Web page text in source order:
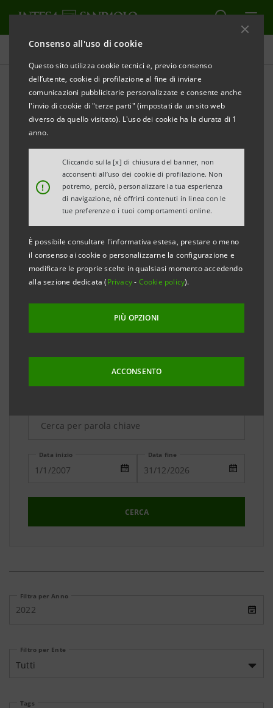
Consenso all'uso di cookie
Questo sito utilizza cookie tecnici e, previo consenso
dell’utente, cookie di profilazione al fine di inviare
comunicazioni pubblicitarie personalizzate e consente anche
l'invio di cookie di "terze parti" (impostati da un sito web
diverso da quello visitato). L'uso dei cookie ha la durata di 1
anno.
!
Cliccando sulla [x] di chiusura del banner, non
acconsenti all’uso dei cookie di profilazione. Non
potremo, perciò, personalizzare la tua esperienza
di navigazione, né offrirti contenuti in linea con le
tue preferenze o i tuoi comportamenti online.
È possibile consultare l'informativa estesa, prestare o meno
il consenso ai cookie o personalizzarne la configurazione e
modificare le proprie scelte in qualsiasi momento accedendo
alla sezione dedicata (Privacy- Cookie policy).
PIÙ OPZIONI
ACCONSENTO
Newsroom
Comunicati stampa
Qui è possibile trovare tutti i comunicati stampa
riguardanti Intesa Sanpaolo a partire dal 1° gennaio
2007, data di decorrenza della fusione tra Banca
Intesa e Sanpaolo IMI.
Per tutti i comunicati stampa emessi prima di tale
data si può fare riferimento ai precedenti siti delle
due banche. Il team dell'Ufficio Stampa è a
Data inizio Data fine
CERCA
Filtra per Anno
2022
Filtro per Ente
Tutti
Tags